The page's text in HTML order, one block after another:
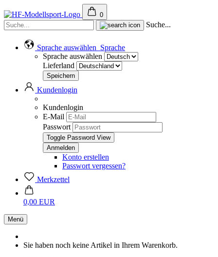
0
Suche...
Sprache auswählen Sprache
Sprache auswählen
Lieferland
Kundenlogin
Kundenlogin
E-Mail
Passwort
Toggle Password View
Konto erstellen
Passwort vergessen?
Merkzettel
0,00 EUR
Menü
Sie haben noch keine Artikel in Ihrem Warenkorb.